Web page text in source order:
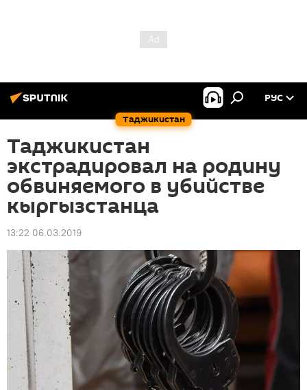
Таджикистан
РУС
Таджикистан
экстрадировал на родину
обвиняемого в убийстве
кыргызстанца
13:22 06.03.2019